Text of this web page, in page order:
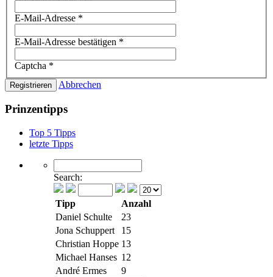
E-Mail-Adresse *
E-Mail-Adresse bestätigen *
Captcha *
Registrieren Abbrechen
Prinzentipps
Top 5 Tipps
letzte Tipps
Search:
Tipp
Anzahl
Daniel Schulte
23
Jona Schuppert
15
Christian Hoppe 13
Michael Hanses 12
André Ermes
9